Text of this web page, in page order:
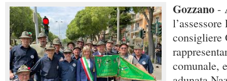
Gozzano -
consigliere
comunale,